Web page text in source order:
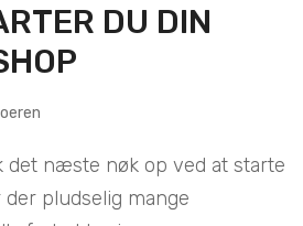
DU DIN
det næste nøk op ved at starte
pludselig mange